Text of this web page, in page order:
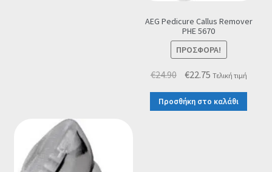
AEG Pedicure Callus Remover
PHE 5670
ΠΡΟΣΦΟΡΆ!
€24.90 Original
was:
€22.75Η
τιμή
Τελική τιμή
Προσθήκη στο καλάθι